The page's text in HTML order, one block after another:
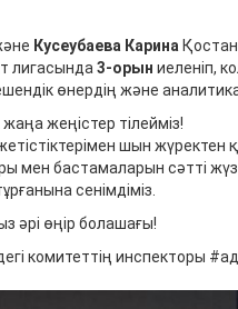
Кусеубаева Карина
лигасында 3-орын иеленіп,
өнердің және
жеңістер тілейміз!
шын жүректен
мен бастамаларын сәтті
сенімдіміз.
әрі өңір болашағы!
инспекторы